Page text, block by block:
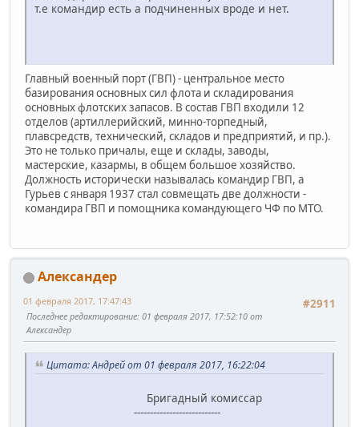
т.е командир есть а подчиненных вроде и нет.
Главный военный порт (ГВП) - центральное место
базирования основных сил флота и складирования
основных флотских запасов. В состав ГВП входили 12
отделов (артиллерийский, минно-торпедный,
плавсредств, технический, складов и предприятий, и пр.).
Это не только причалы, еще и склады, заводы,
мастерские, казармы, в общем большое хозяйство.
Должность исторически называлась командир ГВП, а
Гурьев с января 1937 стал совмещать две должности -
командира ГВП и помощника командующего ЧФ по МТО.
Александер
#2911
01 февраля 2017, 17:47:43
Последнее редактирование: 01 февраля 2017, 17:52:10 от
Александер
Цитата: Андрей от 01 февраля 2017, 16:22:04
Бригадный комиссар
---------------------------